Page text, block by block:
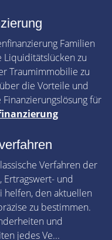
Familien
Liquiditätslücken zu
Traumimmobilie zu
die Vorteile und
für
Verfahren der
und
helfen, den aktuellen
zu bestimmen.
und
jedes Ve...